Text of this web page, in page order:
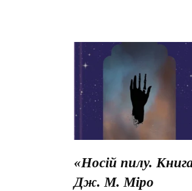
«Носій пилу.
Дж. М. Міро